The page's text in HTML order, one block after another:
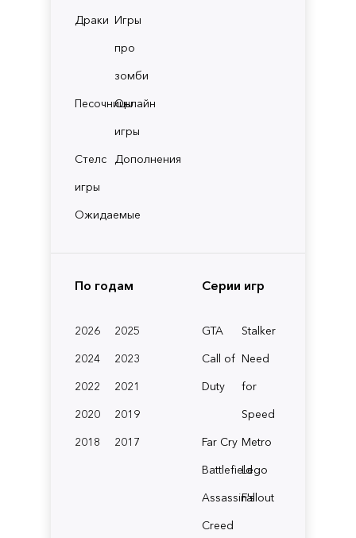
Драки Игры
про
зомби
ПесочницыОнлайн
игры
Стелс
игры
Дополнения
Ожидаемые
По годам
2026
2025
2024
2023
2022
2021
2020
2019
2018
2017
Серии игр
GTA
Stalker
Call of
Duty
Need
for
Speed
Far Cry Metro
BattlefieldLego
Assassin's
Creed
Fallout